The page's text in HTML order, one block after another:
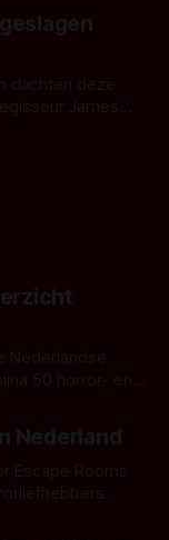
ieder woord
dachten deze
James
Nederlandse
50 horror- en
Nederland
Escape Rooms